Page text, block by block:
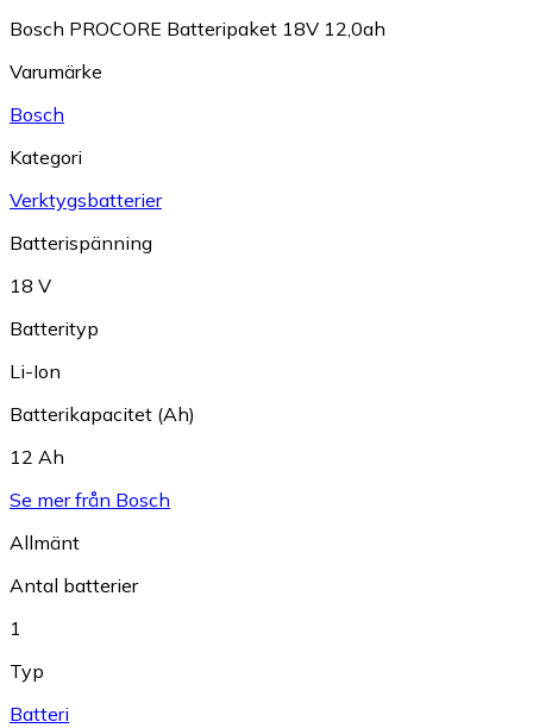
Bosch PROCORE Batteripaket 18V 12,0ah
Varumärke
Bosch
Kategori
Verktygsbatterier
Batterispänning
18 V
Batterityp
Li-Ion
Batterikapacitet (Ah)
12 Ah
Se mer från Bosch
Allmänt
Antal batterier
1
Typ
Batteri